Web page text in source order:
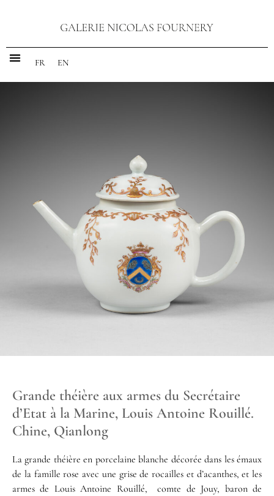
FR EN
Grande théière aux armes du Secrétaire
d’Etat à la Marine, Louis Antoine Rouillé.
Chine, Qianlong
La grande théière en porcelaine blanche décorée dans les émaux
de la famille rose avec une grise de rocailles et d’acanthes, et les
armes de Louis Antoine Rouillé, comte de Jouy, baron de